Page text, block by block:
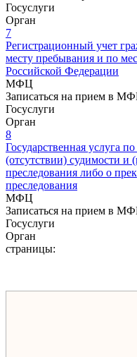
Госуслуги
Орган
7
Регистрационный учет
месту пребывания и по
Российской Федерации
МФЦ
Записаться на прием в
Госуслуги
Орган
8
Государственная услуга
(отсутствии) судимости и
преследования либо о
преследования
МФЦ
Записаться на прием в
Госуслуги
Орган
страницы: